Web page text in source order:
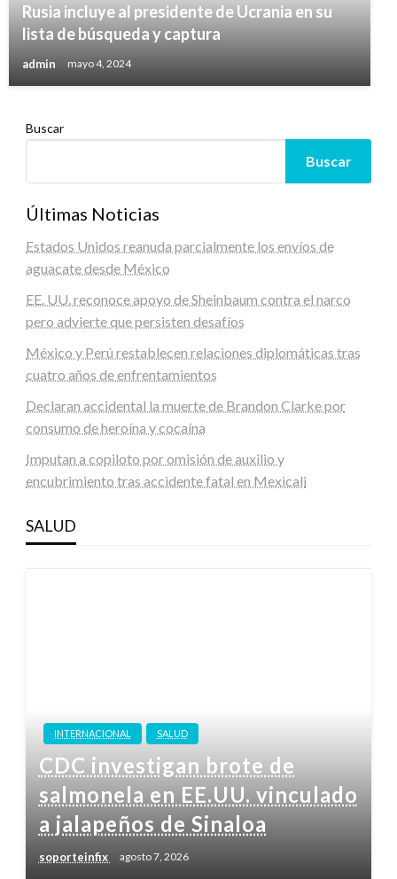
Rusia incluye al presidente de Ucrania en su
lista de búsqueda y captura
admin mayo 4, 2024
Buscar
Buscar
Últimas Noticias
Estados Unidos reanuda parcialmente los envíos de
aguacate desde México
EE. UU. reconoce apoyo de Sheinbaum contra el narco
pero advierte que persisten desafíos
México y Perú restablecen relaciones diplomáticas tras
cuatro años de enfrentamientos
Declaran accidental la muerte de Brandon Clarke por
consumo de heroína y cocaína
Imputan a copiloto por omisión de auxilio y
encubrimiento tras accidente fatal en Mexicali
SALUD
INTERNACIONAL SALUD
CDC investigan brote de
salmonela en EE.UU. vinculado
a jalapeños de Sinaloa
soporteinfix agosto 7, 2026